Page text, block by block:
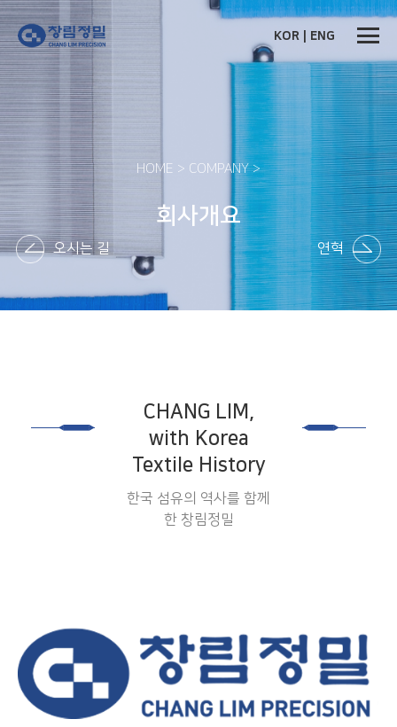
KOR ENG
HOME > COMPANY >
회사개요
오시는 길 연혁
CHANG LIM,
with Korea
Textile History
한국 섬유의 역사를 함께
한 창림정밀